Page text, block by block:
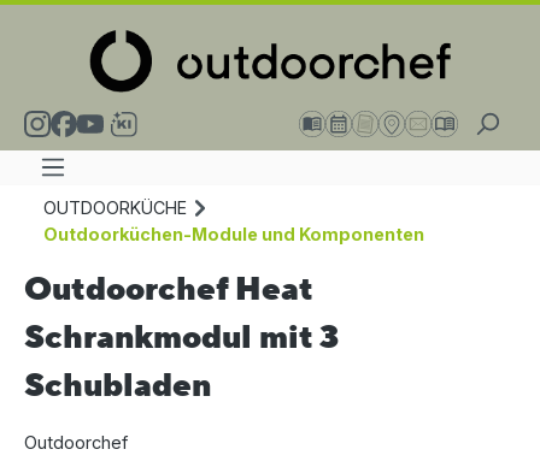
springen
OUTDOORKÜCHE
Outdoorküchen-Module und Komponenten
Outdoorchef Heat
Schrankmodul mit 3
Schubladen
Outdoorchef